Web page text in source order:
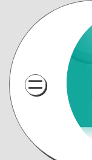
content